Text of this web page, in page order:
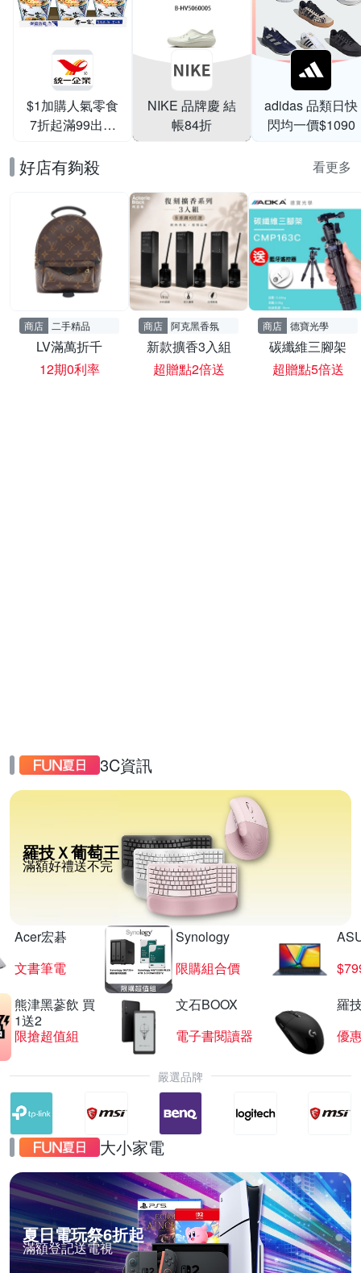
$1加購人氣零食
7折起滿99出貨
NIKE 品牌慶 結
帳84折
adidas 品類日快
閃均一價$1090
好店有夠殺 看更多
商店 二手精品
LV滿萬折千
12期0利率
商店 阿克黑香氛
新款擴香3入組
超贈點2倍送
商店 德寶光學
碳纖維三腳架
超贈點5倍送
3C資訊
羅技Ｘ葡萄王
滿額好禮送不完
Acer宏碁
文書筆電
Synology
限購組合價
熊津黑蔘飲 買
1送2
限搶超值組
文石BOOX
電子書閱讀器
羅
優
嚴選品牌
大小家電
夏日電玩祭6折起
滿額登記送電視